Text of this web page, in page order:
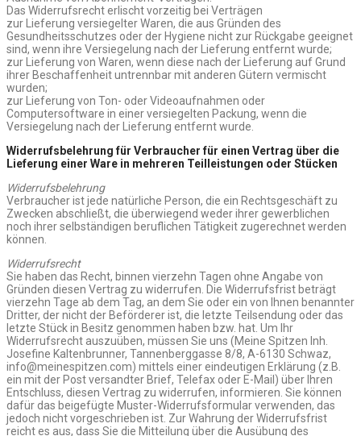
Das Widerrufsrecht erlischt vorzeitig bei Verträgen
zur Lieferung versiegelter Waren, die aus Gründen des
Gesundheitsschutzes oder der Hygiene nicht zur Rückgabe geeignet
sind, wenn ihre Versiegelung nach der Lieferung entfernt wurde;
zur Lieferung von Waren, wenn diese nach der Lieferung auf Grund
ihrer Beschaffenheit untrennbar mit anderen Gütern vermischt
wurden;
zur Lieferung von Ton- oder Videoaufnahmen oder
Computersoftware in einer versiegelten Packung, wenn die
Versiegelung nach der Lieferung entfernt wurde.
Widerrufsbelehrung für Verbraucher für einen Vertrag über die
Lieferung einer Ware in mehreren Teilleistungen oder Stücken
Widerrufsbelehrung
Verbraucher ist jede natürliche Person, die ein Rechtsgeschäft zu
Zwecken abschließt, die überwiegend weder ihrer gewerblichen
noch ihrer selbständigen beruflichen Tätigkeit zugerechnet werden
können.
Widerrufsrecht
Sie haben das Recht, binnen vierzehn Tagen ohne Angabe von
Gründen diesen Vertrag zu widerrufen. Die Widerrufsfrist beträgt
vierzehn Tage ab dem Tag, an dem Sie oder ein von Ihnen benannter
Dritter, der nicht der Beförderer ist, die letzte Teilsendung oder das
letzte Stück in Besitz genommen haben bzw. hat. Um Ihr
Widerrufsrecht auszuüben, müssen Sie uns (Meine Spitzen Inh.
Josefine Kaltenbrunner, Tannenberggasse 8/8, A-6130 Schwaz,
info@meinespitzen.com) mittels einer eindeutigen Erklärung (z.B.
ein mit der Post versandter Brief, Telefax oder E-Mail) über Ihren
Entschluss, diesen Vertrag zu widerrufen, informieren. Sie können
dafür das beigefügte Muster-Widerrufsformular verwenden, das
jedoch nicht vorgeschrieben ist. Zur Wahrung der Widerrufsfrist
reicht es aus, dass Sie die Mitteilung über die Ausübung des